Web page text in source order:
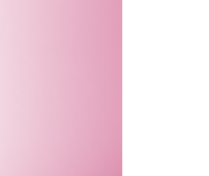
thickening effekt til håret. Er rik
Feel free til å skape så mye hold